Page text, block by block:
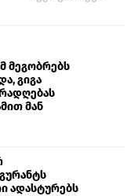
მეგობრებს
გიგა
მან
ადასტურებს